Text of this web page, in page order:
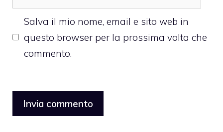
web
Salva il mio nome, email e sito web in
questo browser per la prossima volta che
commento.